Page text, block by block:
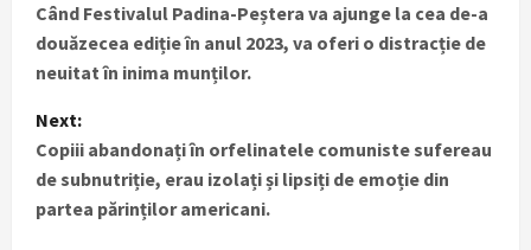
o
s
t
n
a
Când Festivalul Padina-Peștera va ajunge la cea de-a
douăzecea ediție în anul 2023, va oferi o distracție de
neuitat în inima munților.
Next:
Copiii abandonați în orfelinatele comuniste sufereau
de subnutriție, erau izolați și lipsiți de emoție din
partea părinților americani.